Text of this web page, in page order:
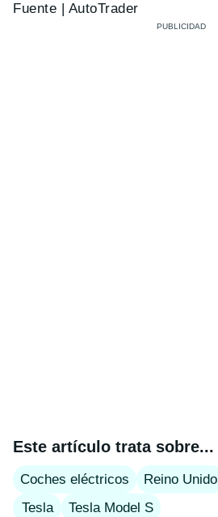
Fuente | AutoTrader
Este artículo trata sobre...
Coches eléctricos Reino Unido
Tesla
Tesla Model S